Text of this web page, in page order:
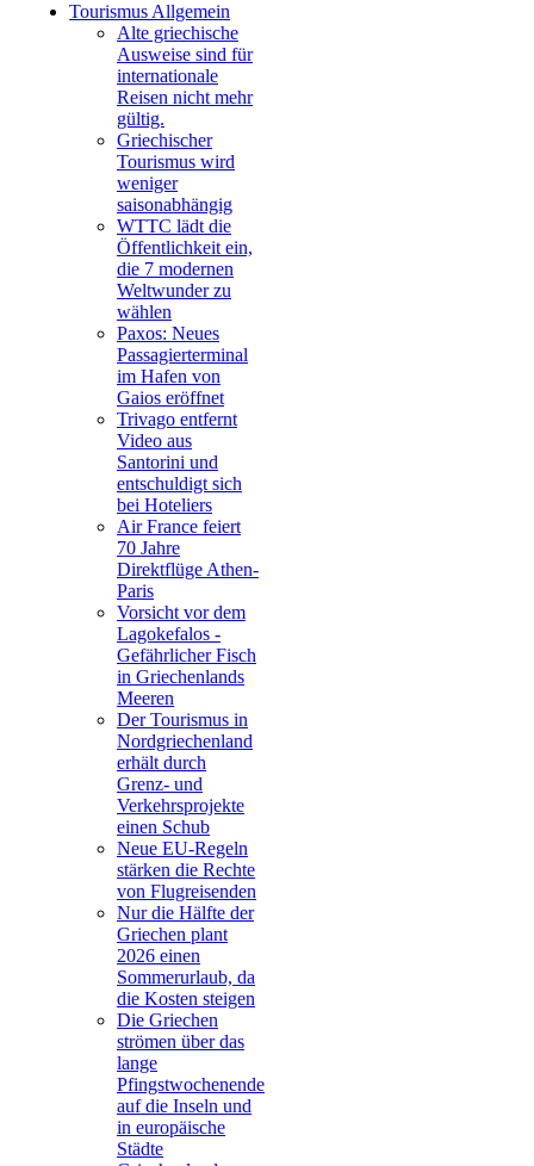
Tourismus Allgemein
Alte griechische
Ausweise sind für
internationale
Reisen nicht mehr
gültig.
Griechischer
Tourismus wird
weniger
saisonabhängig
WTTC lädt die
Öffentlichkeit ein,
die 7 modernen
Weltwunder zu
wählen
Paxos: Neues
Passagierterminal
im Hafen von
Gaios eröffnet
Trivago entfernt
Video aus
Santorini und
entschuldigt sich
bei Hoteliers
Air France feiert
70 Jahre
Direktflüge Athen-
Paris
Vorsicht vor dem
Lagokefalos -
Gefährlicher Fisch
in Griechenlands
Meeren
Der Tourismus in
Nordgriechenland
erhält durch
Grenz- und
Verkehrsprojekte
einen Schub
Neue EU-Regeln
stärken die Rechte
von Flugreisenden
Nur die Hälfte der
Griechen plant
2026 einen
Sommerurlaub, da
die Kosten steigen
Die Griechen
strömen über das
lange
Pfingstwochenende
auf die Inseln und
in europäische
Städte